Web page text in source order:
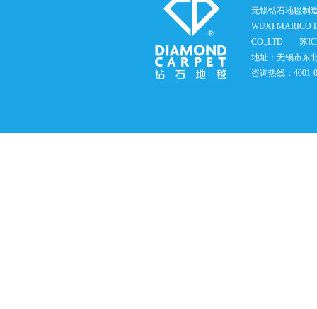
无锡钻石地毯制
WUXI MARICO
CO.,LTD
苏
地址：无锡市东
咨询热线：4001-